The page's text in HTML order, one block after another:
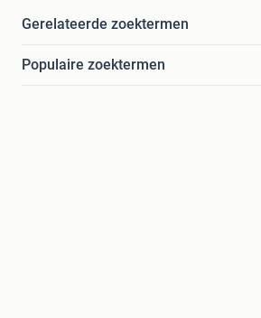
Gerelateerde zoektermen
Populaire zoektermen